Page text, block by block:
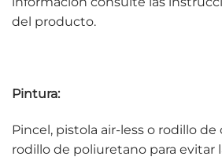
del producto.
Pintura:
Pincel, pistola air-less o rodillo
rodillo de poliuretano para evitar